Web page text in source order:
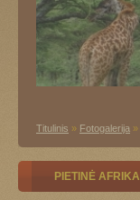
Titulinis » Fotogalerija »
PIETINĖ AFRIKA